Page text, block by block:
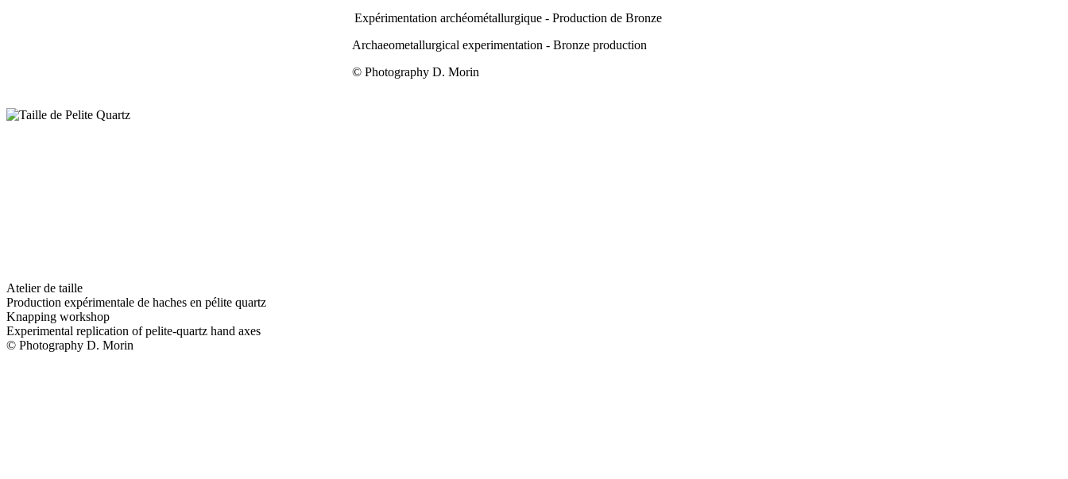
Expérimentation archéométallurgique - Production de Bronze
Archaeometallurgical experimentation - Bronze production
© Photography D. Morin
Atelier de taille
Production expérimentale de haches en pélite quartz
Knapping workshop
Experimental replication of pelite-quartz hand axes
© Photography D. Morin